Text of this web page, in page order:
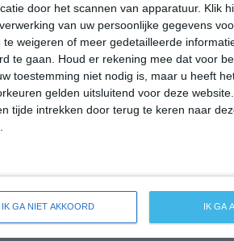
door het scannen van apparatuur. Klik
van uw persoonlijke gegevens
weigeren of meer gedetailleerde
te gaan.
Houd er rekening mee dat voor
toestemming niet nodig is, maar u heeft
gelden uitsluitend voor deze
tijde intrekken door terug te keren naar
IK GA NIET AKKOORD IK GA
de mogelijke weersomstandigheden
hitte of orkanen is vind je vaak niet